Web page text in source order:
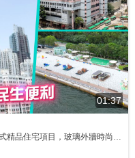
01:37
由恒基發展的浚峯為區內樓齡較年輕的單幢式精品住宅項目，玻璃外牆時尚新穎。物業距離港鐵堅尼地城站只是3分鐘步程，盡享鐵路優勢。浚峯位置靠近摩星嶺，不少單位都享有翠綠山景，亦有少量高層單位可以眺望海景。 同區筍盤： https://bit.ly/3AWdlTb 鄰近中原地產分行: 西半山樂信臺分行B組 28580146 西半山蔚然分行 28030373 西半山干德道華麗閣分行B組 ...